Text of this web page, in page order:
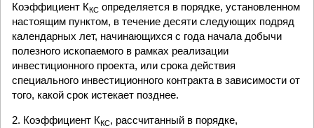
Коэффициент ККС определяется в порядке, установленном
настоящим пунктом, в течение десяти следующих подряд
календарных лет, начинающихся с года начала добычи
полезного ископаемого в рамках реализации
инвестиционного проекта, или срока действия
специального инвестиционного контракта в зависимости от
того, какой срок истекает позднее.
2. Коэффициент ККС, рассчитанный в порядке,